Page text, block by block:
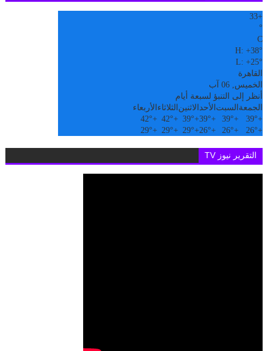
+
33
°
C
H:+38°
L:+25°
القاهرة
الخميس, 06 آب
أنظر إلى التنبؤ لسبعة أيام
الجمعة السبت الأحدالاثنين الثلاثاء الأربعاء
+
39°
+
39°
+
39°
+
39°
+
42°
+
42°
+
26°
+
26°
+
26°
+
29°
+
29°
+
29°
التقرير نيوز TV